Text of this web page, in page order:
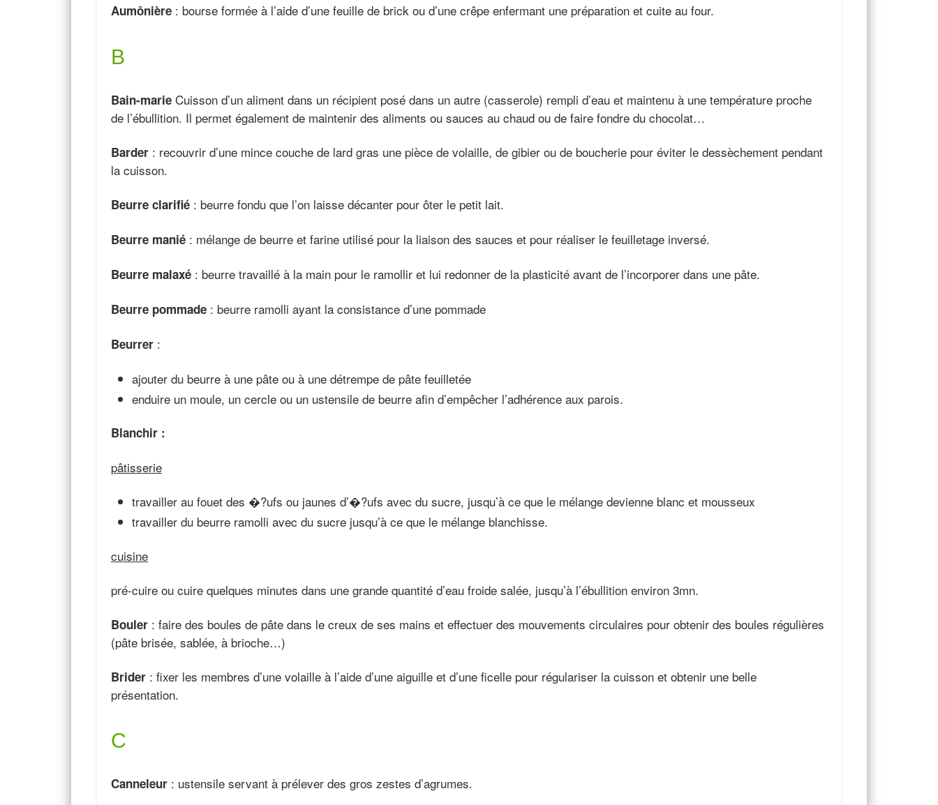
Aumônière: bourse formée à l’aide d’une feuille de brick ou d’une crêpe enfermant une préparation et cuite au four.
B
Bain-marie Cuisson d’un aliment dans un récipient posé dans un autre (casserole) rempli d’eau et maintenu à une température proche
de l’ébullition. Il permet également de maintenir des aliments ou sauces au chaud ou de faire fondre du chocolat…
Barder: recouvrir d’une mince couche de lard gras une pièce de volaille, de gibier ou de boucherie pour éviter le dessèchement pendant
la cuisson.
Beurre clarifié: beurre fondu que l’on laisse décanter pour ôter le petit lait.
Beurre manié: mélange de beurre et farine utilisé pour la liaison des sauces et pour réaliser le feuilletage inversé.
Beurre malaxé: beurre travaillé à la main pour le ramollir et lui redonner de la plasticité avant de l’incorporer dans une pâte.
Beurre pommade: beurre ramolli ayant la consistance d’une pommade
Beurrer:
ajouter du beurre à une pâte ou à une détrempe de pâte feuilletée
enduire un moule, un cercle ou un ustensile de beurre afin d’empêcher l’adhérence aux parois.
Blanchir:
pâtisserie
travailler au fouet des �?ufs ou jaunes d’�?ufs avec du sucre, jusqu’à ce que le mélange devienne blanc et mousseux
travailler du beurre ramolli avec du sucre jusqu’à ce que le mélange blanchisse.
cuisine
pré-cuire ou cuire quelques minutes dans une grande quantité d’eau froide salée, jusqu’à l’ébullition environ 3mn.
Bouler: faire des boules de pâte dans le creux de ses mains et effectuer des mouvements circulaires pour obtenir des boules régulières
(pâte brisée, sablée, à brioche…)
Brider: fixer les membres d’une volaille à l’aide d’une aiguille et d’une ficelle pour régulariser la cuisson et obtenir une belle
présentation.
C
Canneleur: ustensile servant à prélever des gros zestes d’agrumes.